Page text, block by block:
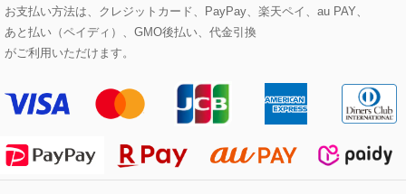
HIROKO BIS
ダウンジャケット・コート
その他のコート・ブルゾン
チャーム・ストラップ
ネクタイ
ポーチ
傘・日傘
トラベルバッグ
ビジネスバッグ
その他のバッグ
ドレスシューズ
サンダル・ミュール
その他のシューズ
ポプリアレンジ＆フレグランス
グリーン
その他のアートフラワー
お支払い方法は、クレジットカード、PayPay、楽天ペイ、au PAY、
あと払い（ペイディ）、GMO後払い、代金引換
がご利用いただけます。